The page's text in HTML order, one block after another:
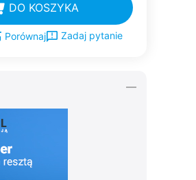
DO KOSZYKA
Porównaj Zadaj pytanie